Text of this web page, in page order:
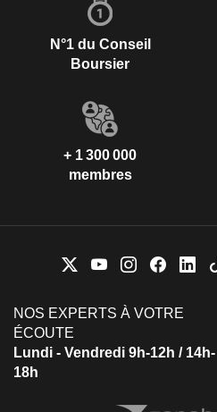
N°1 du Conseil
Boursier
+ 1 300 000
membres
NOS EXPERTS À VOTRE
ÉCOUTE
Lundi - Vendredi 9h-12h / 14h-
18h